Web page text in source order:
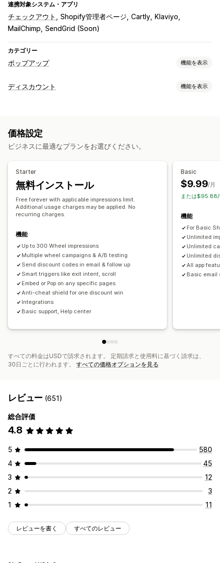
連携対象システム・アプリ
チェックアウト Shopify管理者ページ Cartly
Klaviyo
MailChimp SendGrid (Soon)
カテゴリー
ポップアップ 機能を表示
ポップアップ種類
ポップアップ管理
キャンペーン
分析
A/Bテスト
ディスカウント 機能を表示
割引率によるディスカウント
チェックアウトディスカウント 期間限定オファー
ディスカウント管理
キャンペーン
トリガーとルール
メールアドレスの収集リスト
SMSの収集リスト A/Bテスト
価格設定
ビジネスに最適なプランをお選びください。
Starter
無料インストール
Free forever with applicable impressions limit.
Additional usage charges may be applied. No
recurring charges.
機能
Up to 300 Wheel impressions
Multiple wheel campaigns & A/B testing
Send discount codes in email & follow up
Smart triggers like exit intent, scroll
Embed or Pop on any specific pages
Anti-cheat shield for one discount win
Integrations
Basic support, Help center
Basic
$9.99/月
または
機能
For Basic
Unlimited
Unlimited
Unlimited
All app
Basic email
すべての料金はUSDで請求されます。 定期請求と使用料に基づく請求は、
30日ごとに行われます。 すべての価格オプションを見る
レビュー (651)
総合評価
4.8
5
580
4
45
3
12
2
3
1
11
レビューを書く すべてのレビュー